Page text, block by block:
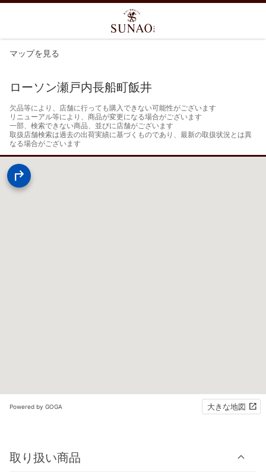
マップを見る
ローソン瀬戸内長船町飯井
欠品等により、店舗に行っても購入できない可能性がございます
リニューアル等により、商品が変更になる場合がございます
一部、検索できない商品、並びに店舗がございます
取扱店舗検索は過去の出荷実績に基づくものであり、最新の取扱状況とは異
なる場合がございます
Powered by GOGA 大きな地図
取り扱い商品